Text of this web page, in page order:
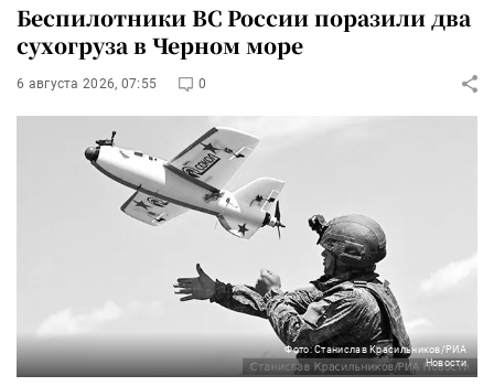
Беспилотники ВС России поразили два
сухогруза в Черном море
6 августа 2026, 07:55 0
Фото: Станислав Красильников/РИА
Новости